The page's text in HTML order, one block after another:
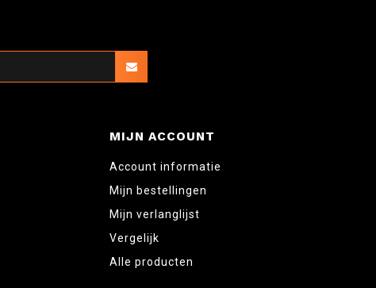
MIJN ACCOUNT
Account informatie
Mijn bestellingen
Mijn verlanglijst
Vergelijk
Alle producten